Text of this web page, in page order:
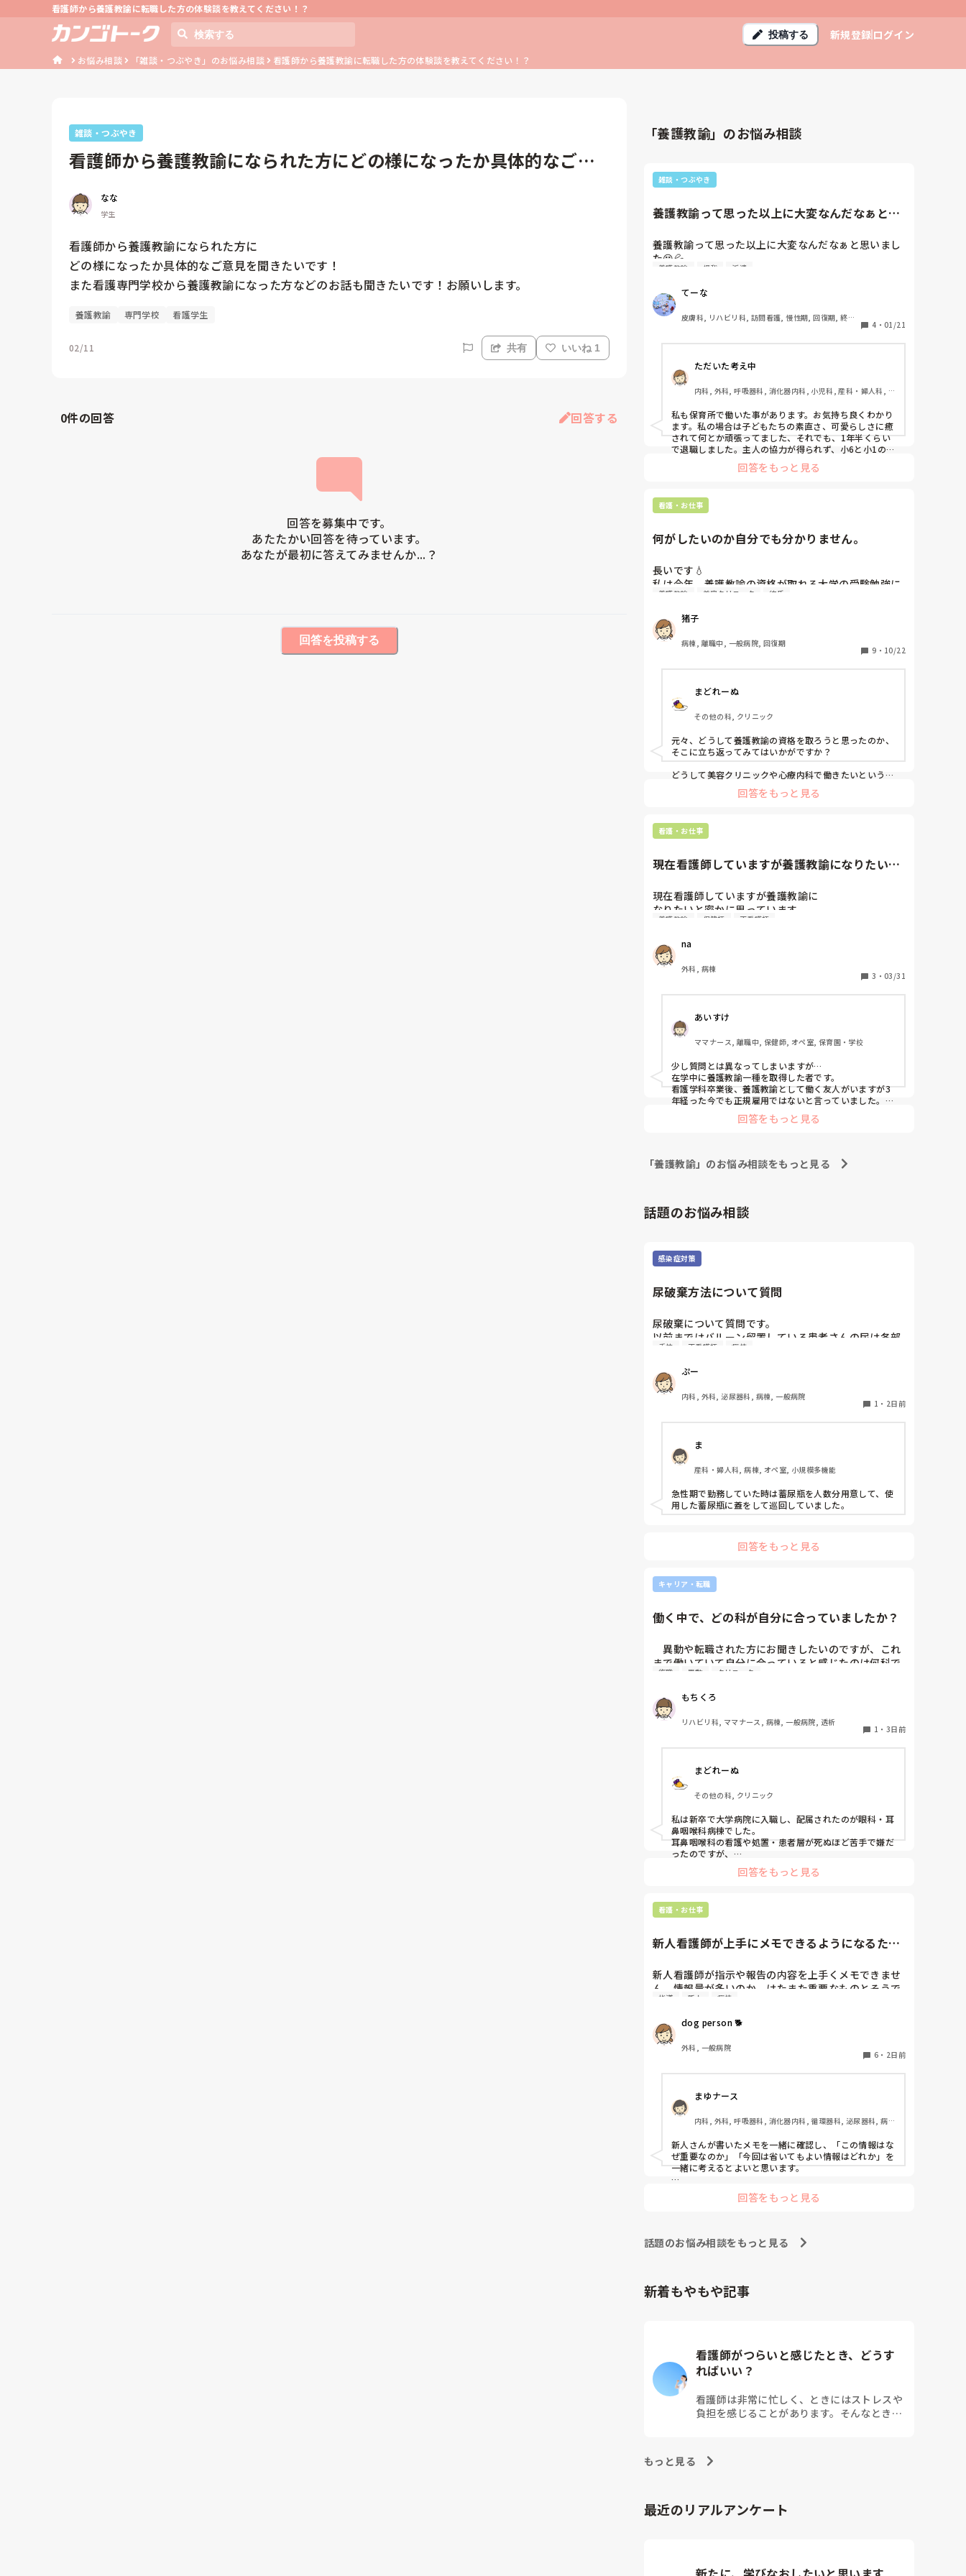
看護師から養護教諭に転職した方の体験談を教えてください！？
投稿する 新規登録ログイン
お悩み相談 「雑談・つぶやき」のお悩み相談 看護師から養護教諭に転職した方の体験談を教えてください！？
雑談・つぶやき
看護師から養護教諭になられた方にどの様になったか具体的なご意
なな
学生
看護師から養護教諭になられた方に
どの様になったか具体的なご意見を聞きたいです！
養護教諭 専門学校 看護学生
02/11 共有 いいね 1
0件の回答 回答する
回答を募集中です。
あたたかい回答を待っています。
あなたが最初に答えてみませんか...？
回答を投稿する
「養護教諭」のお悩み相談
雑談・つぶやき
養護教諭って思った以上に大変なんだなぁと思
養護教諭って思った以上に大変なんだなぁと思いまし
た😵💦
子どもの怪我を1人で判断して対応しないといけない
ぁ💦
小学校の派遣看護師なのですが、今度、養護の先生が
1日不在で、私が代理をするのでドキドキしてます😵
養護教諭 怪我 派遣
てーな
皮膚科, リハビリ科, 訪問看護, 慢性期, 回復期, 終末
4 ・ 01/21
ただいた考え中
内科, 外科, 呼吸器科, 消化器内科, 小児科, 産科・婦人科, 総
期, 終末期, 透析
私も保育所で働いた事があります。お気持ち良くわかり
ます。私の場合は子どもたちの素直さ、可愛らしさに癒
されて何とか頑張ってました、それでも、1年半くらい
で退職しました。主人の協力が得られず、小6と小1の育
児との両立が大変だったから。
ベテランの先生に相談すると良いと思いますよ。平和で
回答をもっと見る
看護・お仕事
何がしたいのか自分でも分かりません。
長いです💧
私は今年、養護教諭の資格が取れる大学の受験勉強に
専念するために病棟を辞めました。
現在辞めて半年。大学受験まで残り数週間。
急に養護教諭になる気が失せてきており、美容クリニ
ックや心療内科等の看護師として働きたい欲が大きく
なっています。
多分、養護教諭の資格を取得してもこの先就職はする
駄では？と思ってしまっています。
しかし、夏頃に彼氏のご両親と食事に行った際大学受
験のため病棟を辞めた話をすると｢辞めてまで挑戦す
るの凄いよ！｣と、とても応援してくれました。
昨日も応援メッセージをくれました。
その手前、｢やっぱり養護教諭辞めて美容看護師にな
りました｣と言うのは気まずくて…
応援していた自分の子供の恋人が｢やっぱり養護教諭
か？印象悪いですよね…？意志弱いなーと思います？
｢落ちた｣と言ってもこの1年間何してたの…？ともな
りますし😭
てみたら｣と言ってます。)
養護教諭 美容クリニック 彼氏
猪子
病棟, 離職中, 一般病院, 回復期
9 ・ 10/22
まどれーぬ
その他の科, クリニック
元々、どうして養護教諭の資格を取ろうと思ったのか、
そこに立ち返ってみてはいかがですか？
どうして美容クリニックや心療内科で働きたいという欲
が大きくなったのか、
それも考えてみる。
人様の顔色を窺ってやる気のない資格を取る、というの
はおかしな話だと思います。
誰のための資格なのでしょうか。
私は、猪子さんのご両親がおっしゃるように受けた方が
良いのではないかと思います。
美容クリニックに長く勤めることって多分難しいです
よ。
私は美容クリニックに勤めていたことがありますが、
子どもがいない人がこなせるようなシフトと勤務時間な
出産前までと考えると、
美容クリニックに勤められる年数には限りがあると思い
一方で養護教諭は資格を取っておけば、
年齢を重ねてからでもできる仕事だと思うので、
将来の自分のために取っておいた方が良いのではないで
しょうか？
回答をもっと見る
看護・お仕事
現在看護師していますが養護教諭になりたいと
現在看護師していますが養護教諭に
なりたいと密かに思っています。
専門卒で保健師の資格は持っていません。
養護教諭試験をうけて教員試験を受けても
就職倍率7倍と聞いてあまり現実的ではないかな
とおもっています。
看護師から養護教諭になられた方いますか？
養護教諭 保健師 正看護師
na
外科, 病棟
3 ・ 03/31
あいすけ
ママナース, 離職中, 保健師, オペ室, 保育園・学校
少し質問とは異なってしまいますが…
在学中に養護教諭一種を取得した者です。
看護学科卒業後、養護教諭として働く友人がいますが3
年経った今でも正規雇用ではないと言っていました。
資格取得には全く苦労しませんでしたが
就活をみているとやっぱり大変そうだった印象です。
回答をもっと見る
「養護教諭」のお悩み相談をもっと見る
話題のお悩み相談
感染症対策
尿破棄方法について質問
尿破棄について質問です。
以前まではバルーン留置している患者さんの尿は各部
屋のトイレに破棄する形でしたが、感染予防上汚物処
らその尿はすぐに汚物処理室に持っていくという非効
率な方法になってます。尿破棄人数は10人近くになる
ので病室と汚物処理室を10往復する形に。結果尿破棄
に時間がかかってます。
ん分セットしワゴン下段に乗せて破棄していき最後ま
とめて汚物処理室で破棄してたのでその方法はダメな
のか？と疑問抱いてます。もちろん汚物見えないよう
ワゴンにカバーする等対策して。
皆さんの病棟ではどのような方法取られてますか？
手技 正看護師 病棟
ぷー
内科, 外科, 泌尿器科, 病棟, 一般病院
1 ・ 2日前
ま
産科・婦人科, 病棟, オペ室, 小規模多機能
急性期で勤務していた時は蓄尿瓶を人数分用意して、使
用した蓄尿瓶に蓋をして巡回していました。
回答をもっと見る
キャリア・転職
働く中で、どの科が自分に合っていましたか？
異動や転職された方にお聞きしたいのですが、これ
まで働いていて自分に合っていると感じたのは何科で
したか？
私はこれまで脳神経外科、リハビリ科、透析室と経験
しましたが、どこもしっくり来なくて悩んでいま
す…。次回の転職の参考にさせていただきたいです😭
復職 異動 クリニック
もちくろ
リハビリ科, ママナース, 病棟, 一般病院, 透析
1 ・ 3日前
まどれーぬ
その他の科, クリニック
私は新卒で大学病院に入職し、配属されたのが眼科・耳
鼻咽喉科病棟でした。
耳鼻咽喉科の看護や処置・患者層が死ぬほど苦手で嫌だ
ったのですが、
眼科は自分に合っていて好きだったので、そこからずー
っと眼科で働いています。
大学病院に在籍していると必ず異動があるため、永遠に
眼科病棟に居続けることは不可能なので、
職場に至る、という感じです。
回答をもっと見る
看護・お仕事
新人看護師が上手にメモできるようになるため
新人看護師が指示や報告の内容を上手くメモできませ
ん。情報量が多いのか、はたまた重要なものとそうで
ないものの仕分けができないのか…  肝心な事柄を逃
か？　出来るだけゆっくり指示・報告するよう皆で努
力しています。
指導 新人 病棟
dog person 🐕
外科, 一般病院
6 ・ 2日前
まゆナース
内科, 外科, 呼吸器科, 消化器内科, 循環器科, 泌尿器科, 病
新人さんが書いたメモを一緒に確認し、「この情報はな
ぜ重要なのか」「今回は省いてもよい情報はどれか」を
一緒に考えるとよいと思います。
ただ間違いを指摘するのではなく、患者さんの状態や報
告の目的に照らして振り返ることで、重要度を判断する
し一緒に整理しながら、必要な内容を選べるよう支援す
るとよいと思います。
回答をもっと見る
話題のお悩み相談をもっと見る
新着もやもや記事
看護師がつらいと感じたとき、どうす
ればいい？
看護師は非常に忙しく、ときにはストレスや
負担を感じることがあります。そんなとき、
を感じたときの対処法や秘訣を紹介します。
もっと見る
最近のリアルアンケート